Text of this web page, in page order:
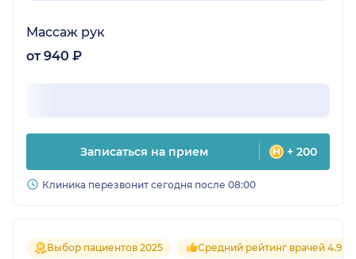
Массаж рук
от 940 ₽
Записаться на прием + 200
Клиника перезвонит сегодня после 08:00
Выбор пациентов 2025 Средний рейтинг врачей 4.9